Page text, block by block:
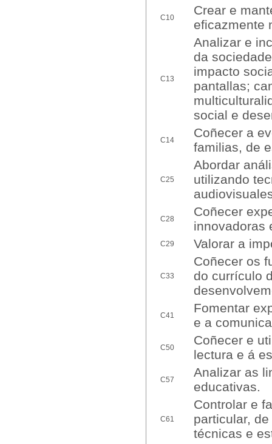
C10
Crear e
eficazmente
C13
Analizar e
da
impacto
pantallas;
social e
C14
Coñecer a
familias, de
C25
Abordar
utilizando
C28
Coñecer
innovadoras
C29 Valorar a
C33
Coñecer os
do currículo
C41
Fomentar
e a
C50
Coñecer e
lectura e á
C57
Analizar as
educativas.
C61
Controlar e
particular,
técnicas e